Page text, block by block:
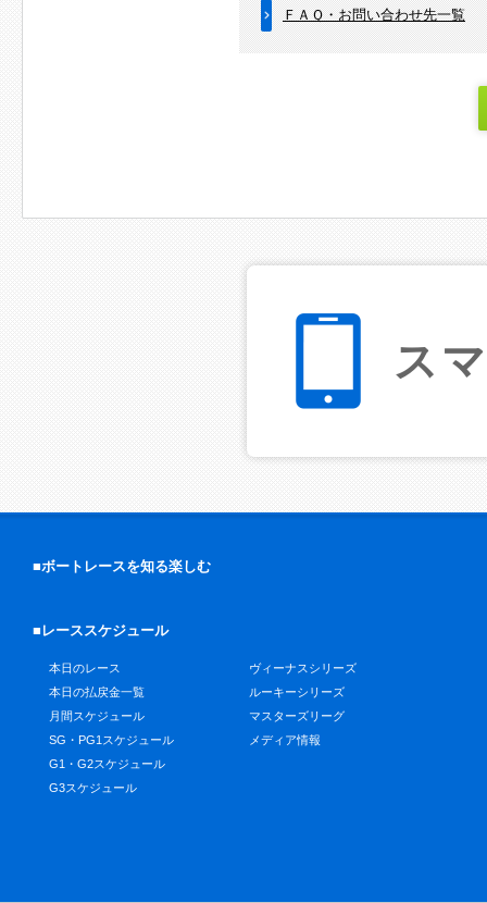
ＦＡＱ・お問い合わせ先一覧
ス
■ボートレースを知る楽しむ
■レーススケジュール
本日のレース
本日の払戻金一覧
月間スケジュール
SG・PG1スケジュール
G1・G2スケジュール
G3スケジュール
ヴィーナスシリーズ
ルーキーシリーズ
マスターズリーグ
メディア情報